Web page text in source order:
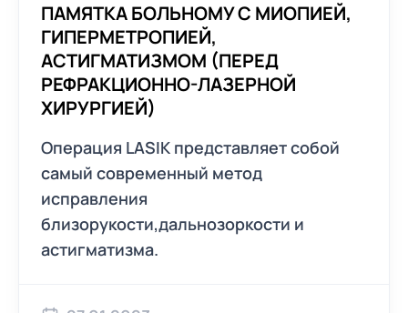
ПАМЯТКА БОЛЬНОМУ С МИОПИЕЙ,
ГИПЕРМЕТРОПИЕЙ,
АСТИГМАТИЗМОМ (ПЕРЕД
РЕФРАКЦИОННО-ЛАЗЕРНОЙ
ХИРУРГИЕЙ)
Операция LASIK представляет собой
самый современный метод
исправления
близорукости,дальнозоркости и
астигматизма.